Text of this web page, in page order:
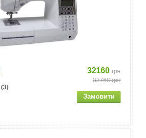
32160 грн
33768грн
(3)